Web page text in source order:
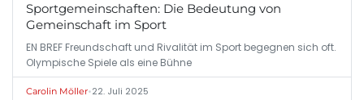
Sportgemeinschaften: Die Bedeutung von
Gemeinschaft im Sport
EN BREF Freundschaft und Rivalität im Sport begegnen sich oft.
Olympische Spiele als eine Bühne
Carolin Möller•22. Juli 2025